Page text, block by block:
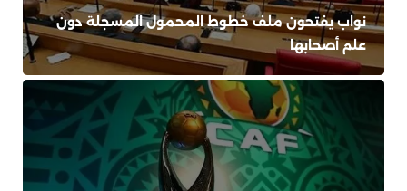
نواب يفتحون ملف خطوط المحمول المسجلة دون
علم أصحابها